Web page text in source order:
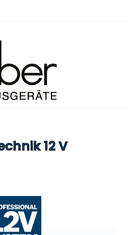
12 V